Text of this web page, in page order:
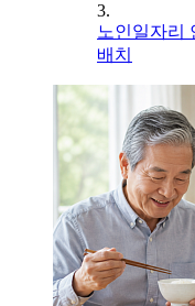
3.
노인일자리
배치